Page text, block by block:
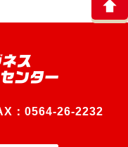
：0564-26-2232